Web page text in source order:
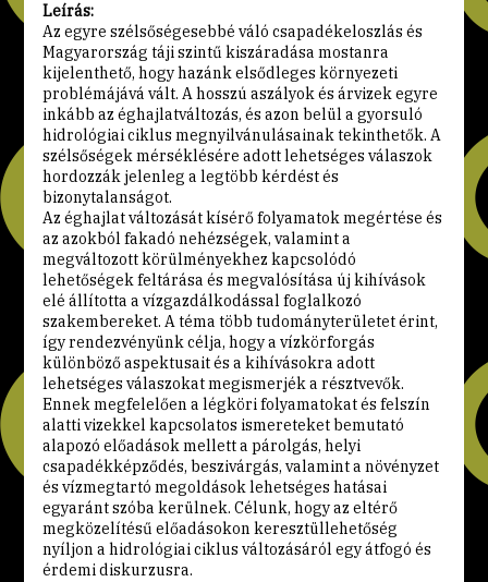
Leírás:
Az egyre szélsőségesebbé váló csapadékeloszlás és
Magyarország táji szintű kiszáradása mostanra
kijelenthető, hogy hazánk elsődleges környezeti
problémájává vált. A hosszú aszályok és árvizek egyre
inkább az éghajlatváltozás, és azon belül a gyorsuló
hidrológiai ciklus megnyilvánulásainak tekinthetők. A
szélsőségek mérséklésére adott lehetséges válaszok
hordozzák jelenleg a legtöbb kérdést és
bizonytalanságot.
Az éghajlat változását kísérő folyamatok megértése és
az azokból fakadó nehézségek, valamint a
megváltozott körülményekhez kapcsolódó
lehetőségek feltárása és megvalósítása új kihívások
elé állította a vízgazdálkodással foglalkozó
szakembereket. A téma több tudományterületet érint,
így rendezvényünk célja, hogy a vízkörforgás
különböző aspektusait és a kihívásokra adott
lehetséges válaszokat megismerjék a résztvevők.
Ennek megfelelően a légköri folyamatokat és felszín
alatti vizekkel kapcsolatos ismereteket bemutató
alapozó előadások mellett a párolgás, helyi
csapadékképződés, beszivárgás, valamint a növényzet
és vízmegtartó megoldások lehetséges hatásai
egyaránt szóba kerülnek. Célunk, hogy az eltérő
megközelítésű előadásokon keresztüllehetőség
nyíljon a hidrológiai ciklus változásáról egy átfogó és
érdemi diskurzusra.